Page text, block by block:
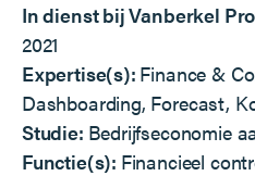
Dienstverlening
Over ons
In dienst bij Vanberkel
2021
Expertise(s): Finance &
Dashboarding, Forecast,
Studie: Bedrijfseconomie
Functie(s): Financieel